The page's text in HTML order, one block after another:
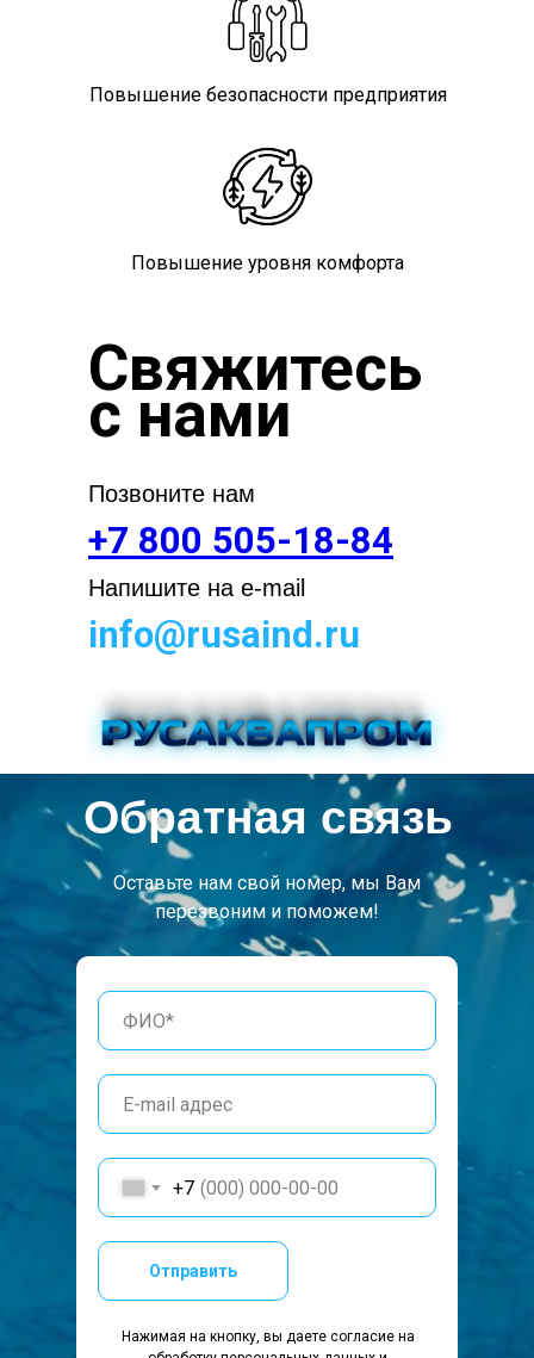
Повышение безопасности предприятия
Повышение уровня комфорта
Свяжитесь
с нами
Позвоните нам
+7 800 505-18-84
Напишите на e-mail
info@rusaind.ru
Обратная связь
+7
Отправить
Нажимая на кнопку, вы даете согласие на
Оставьте нам свой номер, мы Вам
перезвоним и поможем!